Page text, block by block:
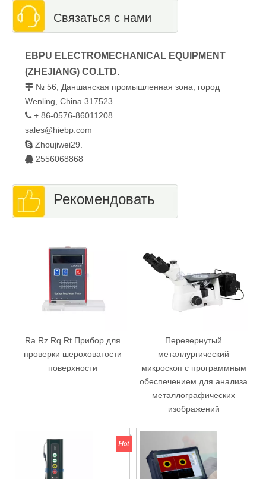
Связаться с нами
EBPU ELECTROMECHANICAL EQUIPMENT
(ZHEJIANG) CO.LTD.
 № 56, Даншанская промышленная зона, город
Wenling, China 317523
 + 86-0576-86011208.
sales@hiebp.com
 Zhoujiwei29.
 2556068868
Рекомендовать
Ra Rz Rq Rt Прибор для
проверки шероховатости
поверхности
Перевернутый
металлургический
микроскоп с программным
обеспечением для анализа
металлографических
изображений